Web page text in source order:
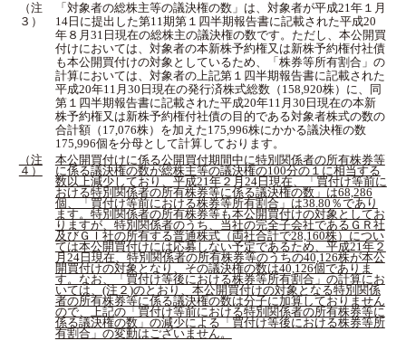
（注
３）
「対象者の総株主等の議決権の数」は、対象者が平成21年１月
14日に提出した第11期第１四半期報告書に記載された平成20
年８月31日現在の総株主の議決権の数です。ただし、本公開買
付けにおいては、対象者の本新株予約権又は新株予約権付社債
も本公開買付けの対象としているため、「株券等所有割合」の
計算においては、対象者の上記第１四半期報告書に記載された
平成20年11月30日現在の発行済株式総数（158,920株）に、同
第１四半期報告書に記載された平成20年11月30日現在の本新
株予約権又は新株予約権付社債の目的である対象者株式の数の
合計額（17,076株）を加えた175,996株にかかる議決権の数
175,996個を分母として計算しております。
（注
４）
本公開買付けに係る公開買付期間中に特別関係者の所有株券等
に係る議決権の数が総株主等の議決権の100分の１に相当する
数以上減少しており、平成21年２月24日現在、「買付け等前に
おける特別関係者の所有株券等に係る議決権の数」は68,286
個、「買付け等前における株券等所有割合」は38.80％であり
ます。特別関係者の所有株券等も本公開買付けの対象としてお
りますが、特別関係者のうち、当社の完全子会社であるＧＲ社
及びＧＩ社の所有する普通株式（両社合計で28,160株）につい
ては本公開買付けには応募しない予定であるため、平成21年２
月24日現在、特別関係者の所有株券等のうちの40,126株が本公
開買付けの対象となり、その議決権の数は40,126個でありま
す。なお、「買付け等後における株券等所有割合」の計算にお
いては、(注２)のとおり、本公開買付けの対象となる特別関係
者の所有株券等に係る議決権の数は分子に加算しておりません
ので、上記の「買付け等前における特別関係者の所有株券等に
係る議決権の数」の減少による「買付け等後における株券等所
有割合」の変動はございません。